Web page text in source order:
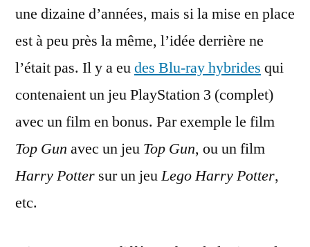
une dizaine d’années, mais si la mise en place
est à peu près la même, l’idée derrière ne
l’était pas. Il y a eudes Blu-ray hybrides qui
contenaient un jeu PlayStation 3 (complet)
avec un film en bonus. Par exemple le film
Top Gun avec un jeu Top Gun, ou un film
Harry Potter sur un jeuLego Harry Potter,
etc.